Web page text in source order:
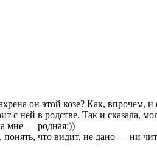
он этой козе? Как, впрочем, и
с ней в родстве. Так и сказала,
мне — родная:))
понять, что видит, не дано — ни